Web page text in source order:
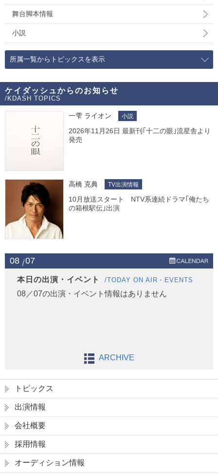
舞台脚本情報
小説
所属一覧からトピックスを表示
ケイダッシュからのお知らせ
/KDASH TOPICS
一雫 ライオン 小説
2026年11月26日 最新刊｢十二の眼｣流星舎より
発売
高橋 克典 TV出演情報
10月放送スタート NTV系連続ドラマ｢俺たち
の箱根駅伝｣出演
08 07
本日の出演・イベント /TODAY ON AIR・EVENTS
08／07の出演・イベント情報はありません
ARCHIVE
トピックス
出演情報
会社概要
採用情報
オーディション情報